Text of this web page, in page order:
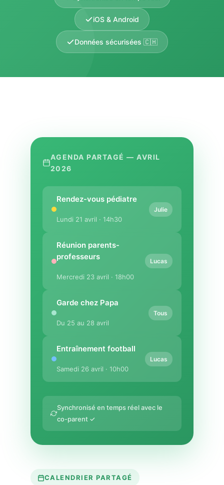
iOS & Android
Données sécurisées 🇨🇭
AGENDA PARTAGÉ — AVRIL
2026
Rendez-vous pédiatre
Lundi 21 avril · 14h30
Julie
Réunion parents-
professeurs
Mercredi 23 avril · 18h00
Lucas
Garde chez Papa
Du 25 au 28 avril
Tous
Entraînement football
Samedi 26 avril · 10h00
Lucas
Synchronisé en temps réel avec le
co-parent ✓
CALENDRIER PARTAGÉ